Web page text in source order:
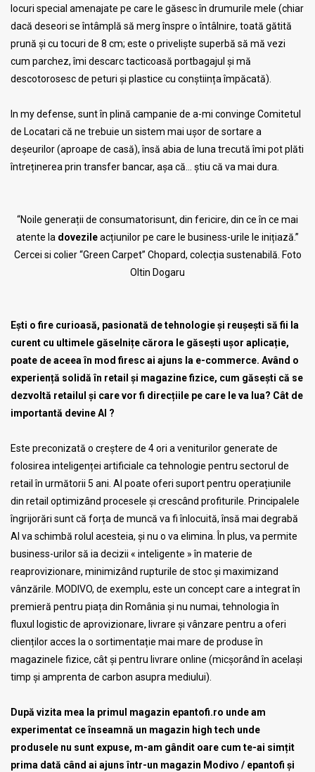
locuri special amenajate pe care le găsesc în drumurile mele (chiar
dacă deseori se întâmplă să merg înspre o întâlnire, toată gătită
prună și cu tocuri de 8 cm; este o priveliște superbă să mă vezi
cum parchez, îmi descarc tacticoasă portbagajul și mă
descotorosesc de peturi și plastice cu conștiința împăcată).
In my defense, sunt în plină campanie de a-mi convinge Comitetul
de Locatari că ne trebuie un sistem mai ușor de sortare a
deșeurilor (aproape de casă), însă abia de luna trecută îmi pot plăti
întreținerea prin transfer bancar, așa că… știu că va mai dura.
“Noile generații de consumatorisunt, din fericire, din ce în ce mai
atente la dovezileacțiunilor pe care le business-urile le inițiază.”
Cercei si colier “Green Carpet” Chopard, colecția sustenabilă. Foto
Oltin Dogaru
Ești o fire curioasă, pasionată de tehnologie și reușești să fii la
curent cu ultimele găselnițe cărora le găsești ușor aplicație,
poate de aceea în mod firesc ai ajuns la e-commerce. Având o
experiență solidă în retail și magazine fizice, cum găsești că se
dezvoltă retailul și care vor fi direcțiile pe care le va lua? Cât de
importantă devine AI ?
Este preconizată o creștere de 4 ori a veniturilor generate de
folosirea inteligenței artificiale ca tehnologie pentru sectorul de
retail în următorii 5 ani. AI poate oferi suport pentru operațiunile
din retail optimizând procesele și crescând profiturile. Principalele
îngrijorări sunt că forța de muncă va fi înlocuită, însă mai degrabă
AI va schimbă rolul acesteia, și nu o va elimina. În plus, va permite
business-urilor să ia decizii « inteligente » în materie de
reaprovizionare, minimizând rupturile de stoc și maximizand
vânzările. MODIVO, de exemplu, este un concept care a integrat în
premieră pentru piața din România și nu numai, tehnologia în
fluxul logistic de aprovizionare, livrare și vânzare pentru a oferi
clienților acces la o sortimentație mai mare de produse în
magazinele fizice, cât și pentru livrare online (micșorând în același
timp și amprenta de carbon asupra mediului).
După vizita mea la primul magazin epantofi.ro unde am
experimentat ce înseamnă un magazin high tech unde
produsele nu sunt expuse, m-am gândit oare cum te-ai simțit
prima dată când ai ajuns într-un magazin Modivo / epantofi și